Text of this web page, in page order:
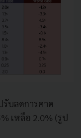
รับลดการคาด
เหลือ 2.0% (รูป